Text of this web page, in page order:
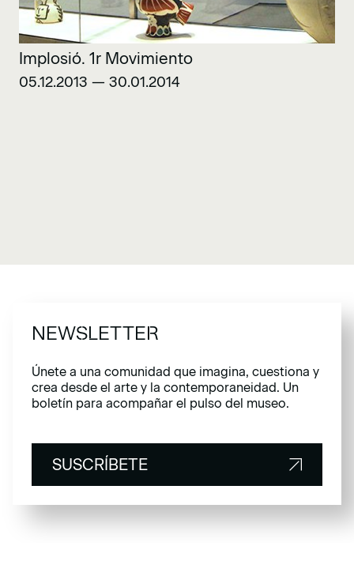
Implosió. 1r Movimiento
05.12.2013 — 30.01.2014
NEWSLETTER
Únete a una comunidad que imagina, cuestiona y
crea desde el arte y la contemporaneidad. Un
boletín para acompañar el pulso del museo.
SUSCRÍBETE
SUSCRÍBETE